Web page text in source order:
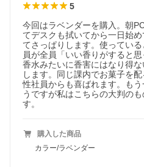
5
今回はラベンダーを購入。朝
てデスクも拭いてから一日始
てさっぱりします。使ってい
員が全員「いい香りがすると思
香水みたいに香害にはなり得
します。同じ課内でお菓子を
性社員からも喜ばれます。も
うですが私はこちらの大判の
す。
購入した商品
カラー/ラベンダー